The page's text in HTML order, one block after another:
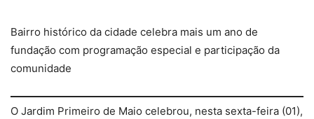
Bairro histórico da cidade celebra mais um ano de
fundação com programação especial e participação da
comunidade
O Jardim Primeiro de Maio celebrou, nesta sexta-feira (01),